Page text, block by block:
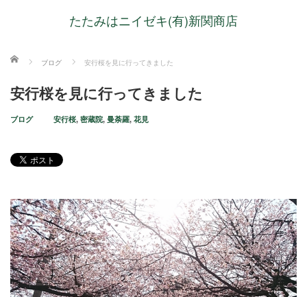
たたみはニイゼキ(有)新関商店
ホーム ブログ 安行桜を見に行ってきました
安行桜を見に行ってきました
ブログ 安行桜, 密蔵院, 曼荼羅, 花見